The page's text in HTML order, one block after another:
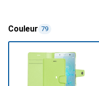
Couleur 79